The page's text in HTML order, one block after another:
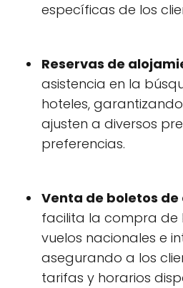
específicas de los
Reservas de
asistencia en la
hoteles,
ajusten a diversos
preferencias.
Venta de boletos de
facilita la compra de
vuelos nacionales e
asegurando a los
tarifas y horarios